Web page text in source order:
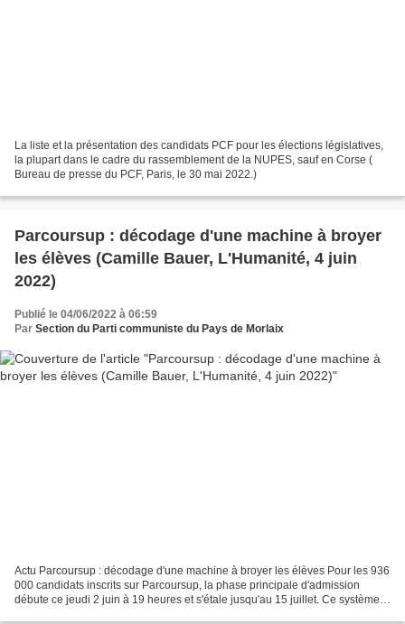
La liste et la présentation des candidats PCF pour les élections législatives,
la plupart dans le cadre du rassemblement de la NUPES, sauf en Corse (
Bureau de presse du PCF, Paris, le 30 mai 2022.)
Parcoursup : décodage d'une machine à broyer
les élèves (Camille Bauer, L'Humanité, 4 juin
2022)
Publié le 04/06/2022 à 06:59
Par Section du Parti communiste du Pays de Morlaix
Actu Parcoursup : décodage d'une machine à broyer les élèves Pour les 936
000 candidats inscrits sur Parcoursup, la phase principale d'admission
débute ce jeudi 2 juin à 19 heures et s'étale jusqu'au 15 juillet. Ce système